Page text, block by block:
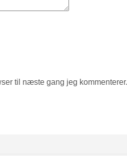
til næste gang jeg kommenterer.